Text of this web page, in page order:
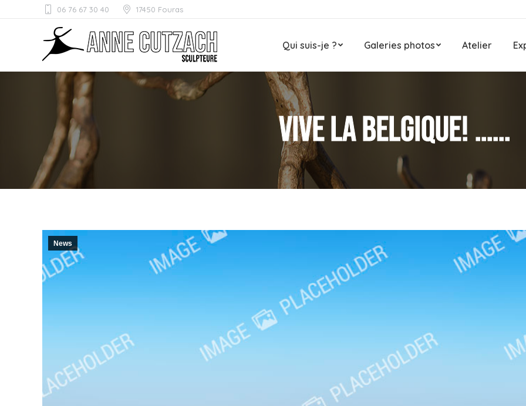
06 76 67 30 40 17450 Fouras
Qui suis-je ? Galeries photos Atelier
Vive la Belgique! ……
News